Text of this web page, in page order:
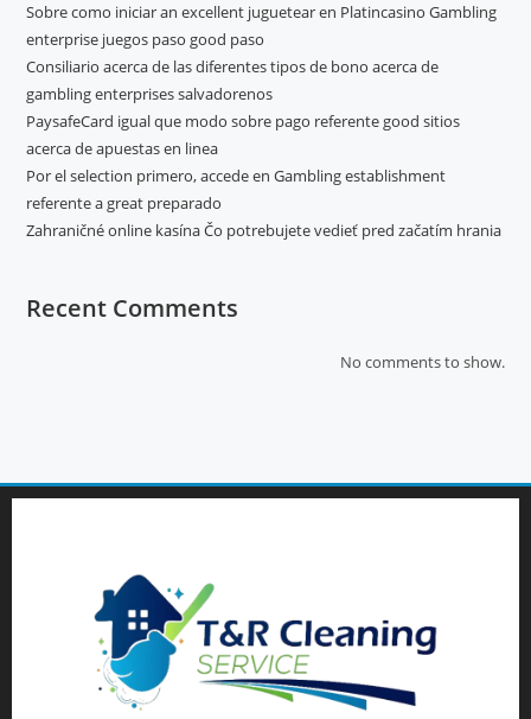
Sobre como iniciar an excellent juguetear en Platincasino Gambling
enterprise juegos paso good paso
Consiliario acerca de las diferentes tipos de bono acerca de
gambling enterprises salvadorenos
PaysafeCard igual que modo sobre pago referente good sitios
acerca de apuestas en linea
Por el selection primero, accede en Gambling establishment
referente a great preparado
Zahraničné online kasína Čo potrebujete vedieť pred začatím hrania
Recent Comments
No comments to show.